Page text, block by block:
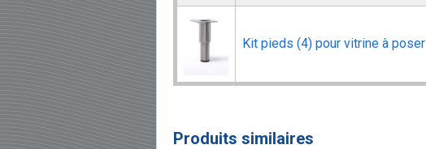
Kit pieds (4) pour vitrine à poser
Produits similaires